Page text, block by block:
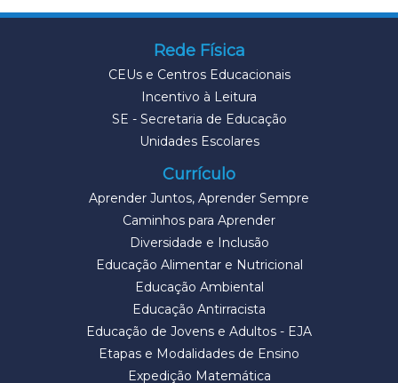
Rede Física
CEUs e Centros Educacionais
Incentivo à Leitura
SE - Secretaria de Educação
Unidades Escolares
Currículo
Aprender Juntos, Aprender Sempre
Caminhos para Aprender
Diversidade e Inclusão
Educação Alimentar e Nutricional
Educação Ambiental
Educação Antirracista
Educação de Jovens e Adultos - EJA
Etapas e Modalidades de Ensino
Expedição Matemática